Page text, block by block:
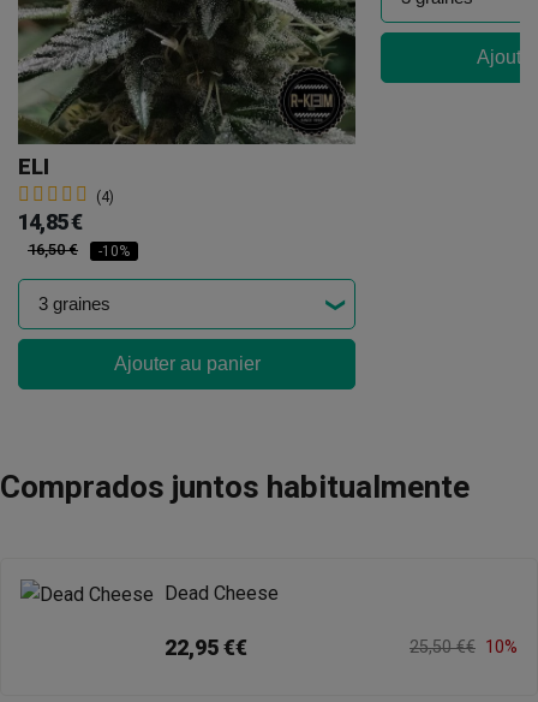
ELI
(4)
14,85 €
16,50 € -10%
Ajouter au panier
Comprados juntos habitualmente
Dead Cheese
22,95 €€ 25,50 €€ 10%